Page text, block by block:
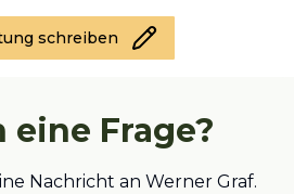
schreiben
eine Frage?
Nachricht an Werner Graf.